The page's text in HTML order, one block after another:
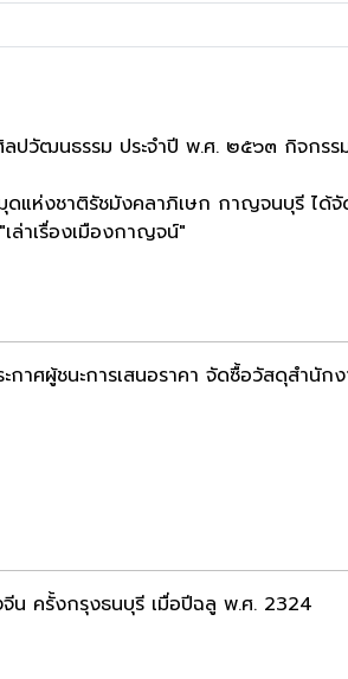
ลปวัฒนธรรม ประจำปี พ.ศ. ๒๕๖๓ กิจกร
ห่งชาติรัชมังคลาภิเษก กาญจนบุรี ได้จั
ล่าเรื่องเมืองกาญจน์"
กาศผู้ชนะการเสนอราคา จัดซื้อวัสดุสำนัก
จีน ครั้งกรุงธนบุรี เมื่อปีฉลู พ.ศ. 2324